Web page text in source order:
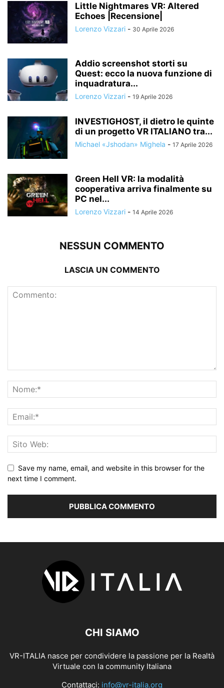
Little Nightmares VR: Altered
Echoes |Recensione|
Lorenzo Vizzari - 30 Aprile 2026
Addio screenshot storti su
Quest: ecco la nuova funzione di
inquadratura...
Lorenzo Vizzari - 19 Aprile 2026
INVESTIGHOST, il dietro le quinte
di un progetto VR ITALIANO tra...
Michael «Jshodan» Mighela - 17 Aprile 2026
Green Hell VR: la modalità
cooperativa arriva finalmente su
PC nel...
Lorenzo Vizzari - 14 Aprile 2026
NESSUN COMMENTO
LASCIA UN COMMENTO
Save my name, email, and website in this browser for the
next time I comment.
CHI SIAMO
VR-ITALIA nasce per condividere la passione per la Realtà
Virtuale con la community Italiana
Contattaci: info@vr-italia.org